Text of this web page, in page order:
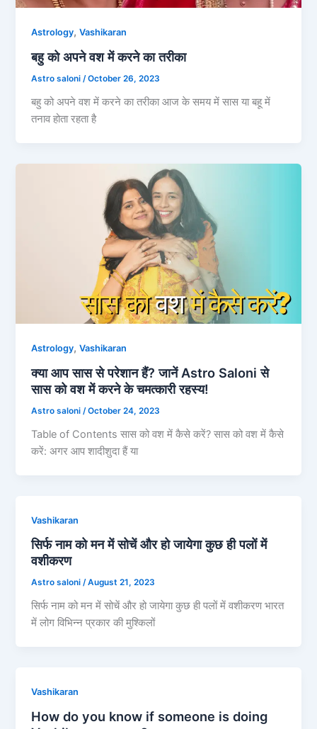
Astrology,Vashikaran
बहु को अपने वश में करने का तरीका
Astro saloni /October 26, 2023
बहु को अपने वश में करने का तरीका आज के समय में सास या बहू में
तनाव होता रहता है
Astrology,Vashikaran
क्या आप सास से परेशान हैं? जानें Astro Saloni से
सास को वश में करने के चमत्कारी रहस्य!
Astro saloni/October 24, 2023
Table of Contents सास को वश में कैसे करें? सास को वश में कैसे
करें: अगर आप शादीशुदा हैं या
Vashikaran
सिर्फ नाम को मन में सोचें और हो जायेगा कुछ ही पलों में
वशीकरण
Astro saloni/August 21, 2023
सिर्फ नाम को मन में सोचें और हो जायेगा कुछ ही पलों में वशीकरण भारत
में लोग विभिन्न प्रकार की मुश्किलों
Vashikaran
How do you know if someone is doing